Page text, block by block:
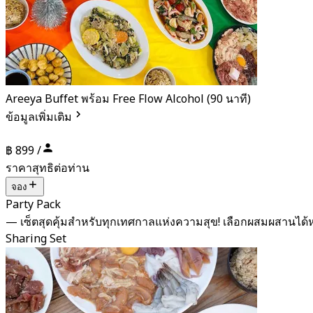
Areeya Buffet พร้อม Free Flow Alcohol (90 นาที)
ข้อมูลเพิ่มเติม
฿ 899 /
ราคาสุทธิต่อท่าน
จอง
Party Pack
— เซ็ตสุดคุ้มสำหรับทุกเทศกาลแห่งความสุข! เลือกผสมผสานไ
Sharing Set